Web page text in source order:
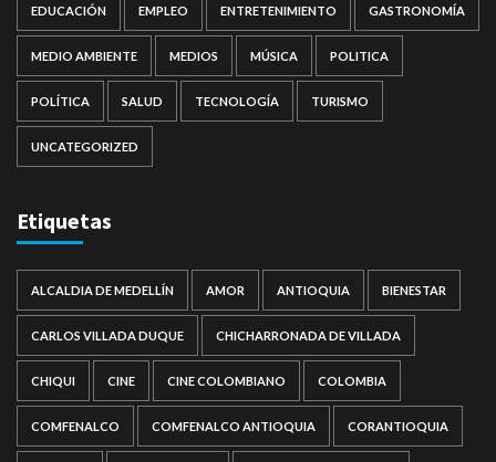
EDUCACIÓN EMPLEO ENTRETENIMIENTO GASTRONOMÍA
MEDIO AMBIENTE MEDIOS MÚSICA POLITICA
POLÍTICA SALUD TECNOLOGÍA TURISMO
UNCATEGORIZED
Etiquetas
ALCALDIA DE MEDELLÍN AMOR ANTIOQUIA BIENESTAR
CARLOS VILLADA DUQUE CHICHARRONADA DE VILLADA
CHIQUI CINE CINE COLOMBIANO COLOMBIA
COMFENALCO COMFENALCO ANTIOQUIA CORANTIOQUIA